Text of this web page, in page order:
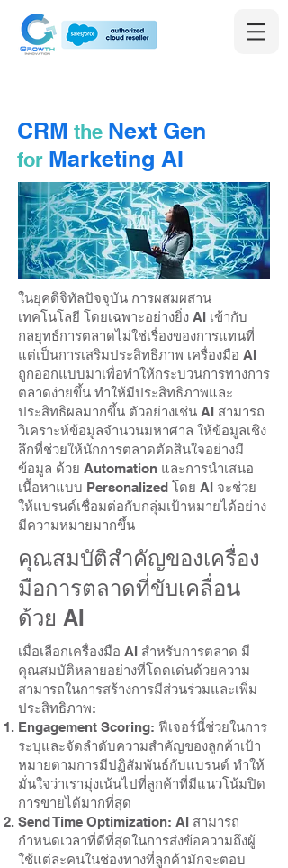
CRM the Next Gen
for Marketing AI
ในยุคดิจิทัลปัจจุบัน การผสมผสาน
เทคโนโลยี โดยเฉพาะอย่างยิ่ง AI เข้ากับ
กลยุทธ์การตลาดไม่ใช่เรื่องของการแทนที่
แต่เป็นการเสริมประสิทธิภาพ เครื่องมือ AI
ถูกออกแบบมาเพื่อทำให้กระบวนการทางการ
ตลาดง่ายขึ้น ทำให้มีประสิทธิภาพและ
ประสิทธิผลมากขึ้น ตัวอย่างเช่น AI สามารถ
วิเคราะห์ข้อมูลจำนวนมหาศาล ให้ข้อมูลเชิง
ลึกที่ช่วยให้นักการตลาดตัดสินใจอย่างมี
ข้อมูล ด้วย Automation และการนำเสนอ
เนื้อหาแบบ Personalized โดย AI จะช่วย
ให้แบรนด์เชื่อมต่อกับกลุ่มเป้าหมายได้อย่าง
มีความหมายมากขึ้น
คุณสมบัติสำคัญของเครื่อง
มือการตลาดที่ขับเคลื่อน
ด้วย AI
เมื่อเลือกเครื่องมือ AI สำหรับการตลาด มี
คุณสมบัติหลายอย่างที่โดดเด่นด้วยความ
สามารถในการสร้างการมีส่วนร่วมและเพิ่ม
ประสิทธิภาพ:
Engagement Scoring: ฟีเจอร์นี้ช่วยในการ
ระบุและจัดลำดับความสำคัญของลูกค้าเป้า
หมายตามการมีปฏิสัมพันธ์กับแบรนด์ ทำให้
มั่นใจว่าเรามุ่งเน้นไปที่ลูกค้าที่มีแนวโน้มปิด
การขายได้มากที่สุด
Send Time Optimization: AI สามารถ
กำหนดเวลาที่ดีที่สุดในการส่งข้อความถึงผู้
ใช้แต่ละคนในช่องทางที่ลูกค้ามักจะตอบ